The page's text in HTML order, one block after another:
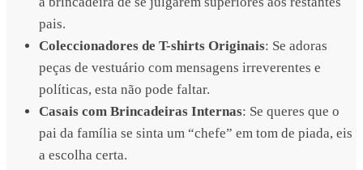
pais.
Coleccionadores de T-shirts Originais: Se adoras
peças de vestuário com mensagens irreverentes e
políticas, esta não pode faltar.
Casais com Brincadeiras Internas: Se queres que o
pai da família se sinta um “chefe” em tom de piada, eis
a escolha certa.